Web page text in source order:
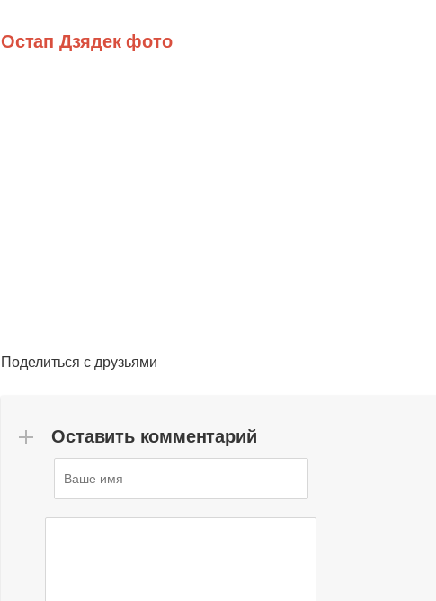
Остап Дзядек фото
Поделиться с друзьями
Оставить комментарий